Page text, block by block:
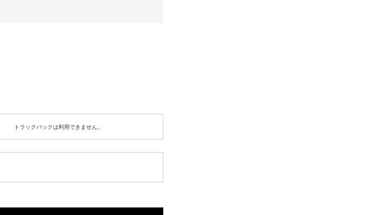
トラックバックは利用できません。